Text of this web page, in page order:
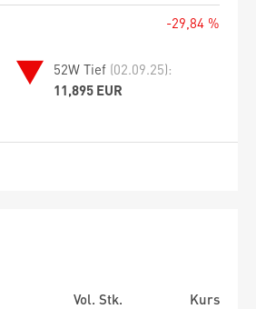
-29,84 %
52W Tief (02.09.25):
11,895 EUR
Vol. Stk.
Kurs